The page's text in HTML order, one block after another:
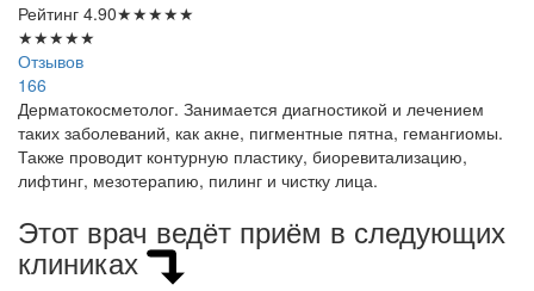
Рейтинг 4.90★★★★★
★★★★★
Отзывов
166
Дерматокосметолог. Занимается диагностикой и лечением
таких заболеваний, как акне, пигментные пятна, гемангиомы.
Также проводит контурную пластику, биоревитализацию,
лифтинг, мезотерапию, пилинг и чистку лица.
Этот врач ведёт приём в следующих
клиниках